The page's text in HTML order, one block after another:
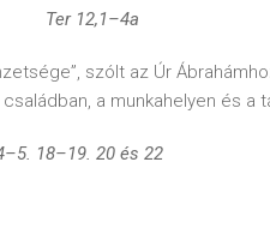
Ter 12,1–4a
szólt az Úr
a munkahelyen és a
18–19. 20 és 22